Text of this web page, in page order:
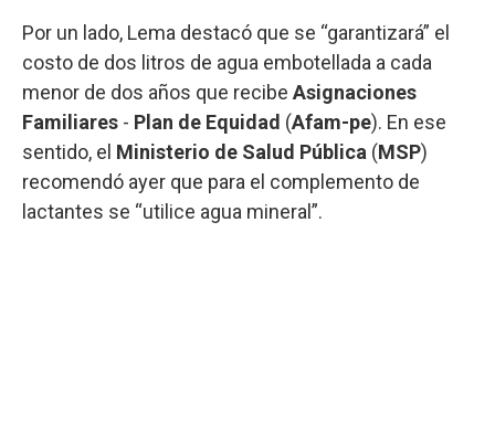
Por un lado, Lema destacó que se “garantizará” el
costo de dos litros de agua embotellada a cada
menor de dos años que recibe Asignaciones
Familiares - Plan de Equidad (Afam-pe). En ese
sentido, el Ministerio de Salud Pública (MSP)
recomendó ayer que para el complemento de
lactantes se “utilice agua mineral”.